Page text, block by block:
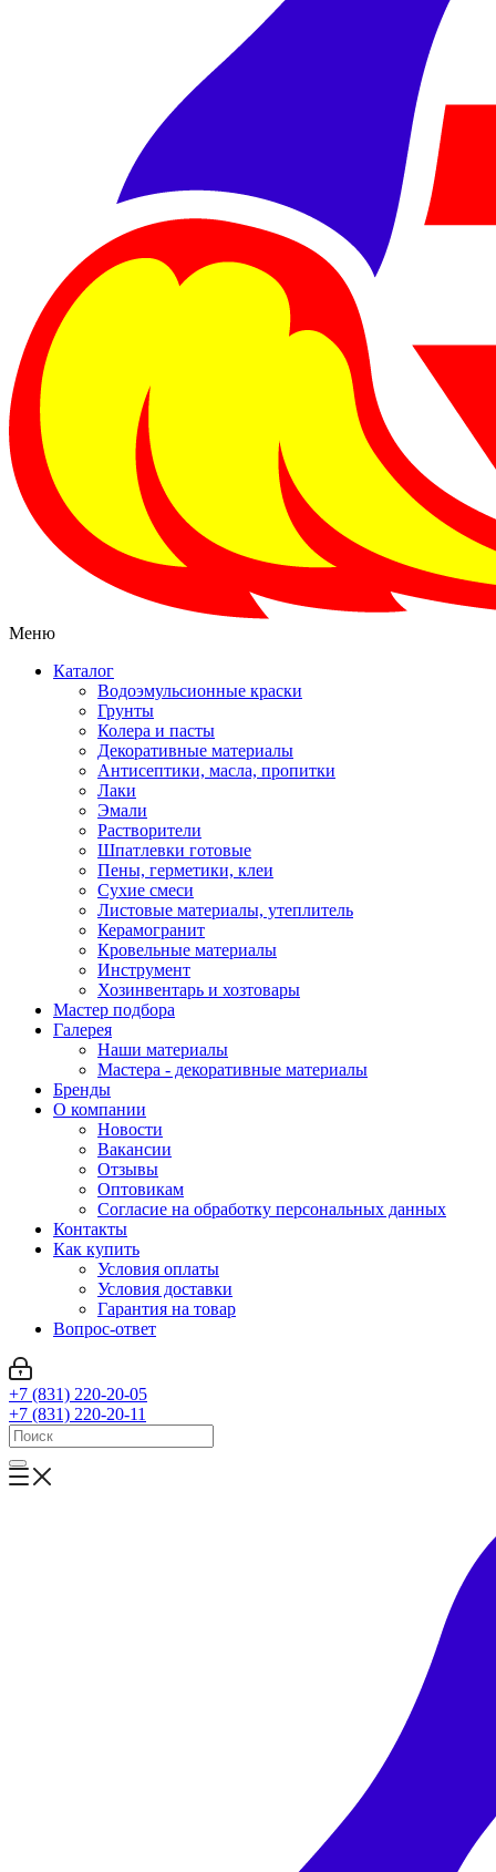
Меню
Каталог
Водоэмульсионные краски
Грунты
Колера и пасты
Декоративные материалы
Антисептики, масла, пропитки
Лаки
Эмали
Растворители
Шпатлевки готовые
Пены, герметики, клеи
Сухие смеси
Листовые материалы, утеплитель
Керамогранит
Кровельные материалы
Инструмент
Хозинвентарь и хозтовары
Мастер подбора
Галерея
Наши материалы
Мастера - декоративные материалы
Бренды
О компании
Новости
Вакансии
Отзывы
Оптовикам
Cогласие на обработку персональных данных
Контакты
Как купить
Условия оплаты
Условия доставки
Гарантия на товар
Вопрос-ответ
+7 (831) 220-20-05
+7 (831) 220-20-11